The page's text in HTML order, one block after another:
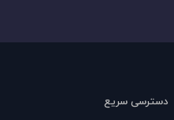
دسترسی سریع